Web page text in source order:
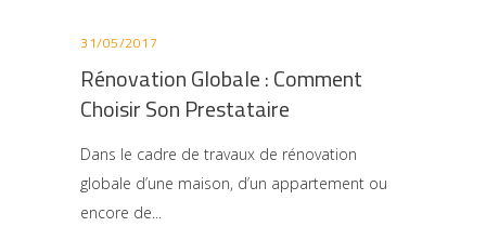
31/05/2017
Rénovation Globale : Comment
Choisir Son Prestataire
Dans le cadre de travaux de rénovation
globale d’une maison, d’un appartement ou
encore de